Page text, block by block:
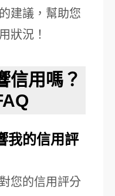
建議，幫助您
狀況！
信用嗎？
我的信用評
您的信用評分